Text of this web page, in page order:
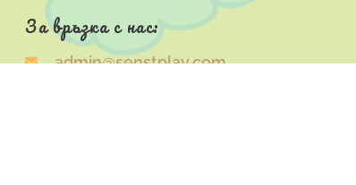
За връзка с нас:
admin@senstplay.com